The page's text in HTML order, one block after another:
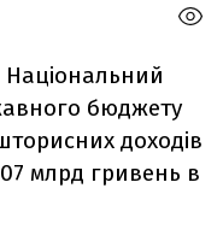
бюджету
доходів
млрд гривень в